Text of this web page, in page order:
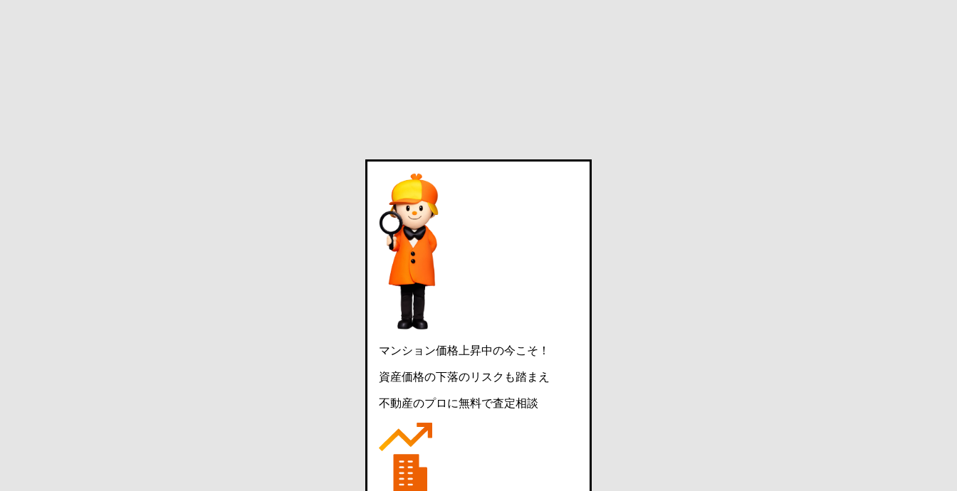
マンション価格上昇中の今こそ！
資産価格の下落のリスクも踏まえ
不動産のプロに無料で査定相談